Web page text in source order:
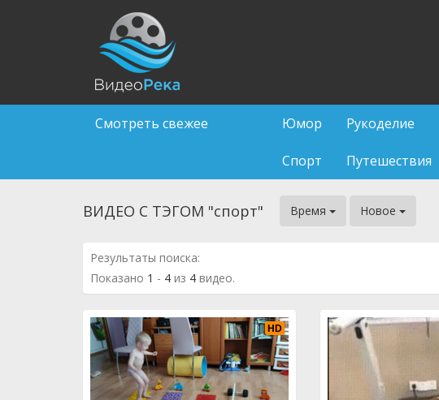
Смотреть свежее Юмор Рукоделие
Спорт Путешествия
ВИДЕО С ТЭГОМ "спорт" Время Новое
Результаты поиска:
Показано 1 - 4 из 4 видео.
HD